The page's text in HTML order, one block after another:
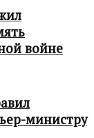
войне
министру